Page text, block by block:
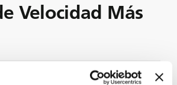
Velocidad Más
conseguido siete increíbles